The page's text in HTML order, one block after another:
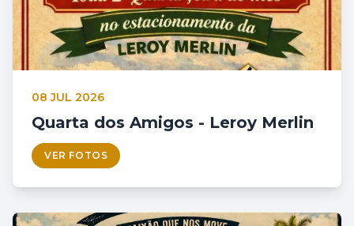
08 JUL 2026
Quarta dos Amigos - Leroy Merlin
VER FOTOS